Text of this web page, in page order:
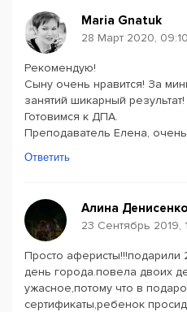
Maria Gnatuk
28 Март 2020, 09:10
Рекомендую!
Сыну очень нравится! За
занятий шикарный результат!
Готовимся к ДПА.
Преподаватель Елена,
Ответить
Алина Денисенко
23 Сентябрь 2019,
Просто аферисты!!!подарили
день города.повела двоих
ужасное,потому что в
сертификаты,ребенок